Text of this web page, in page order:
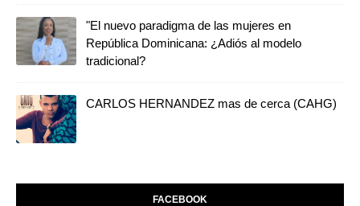
"El nuevo paradigma de las mujeres en
República Dominicana: ¿Adiós al modelo
tradicional?
CARLOS HERNANDEZ mas de cerca (CAHG)
FACEBOOK